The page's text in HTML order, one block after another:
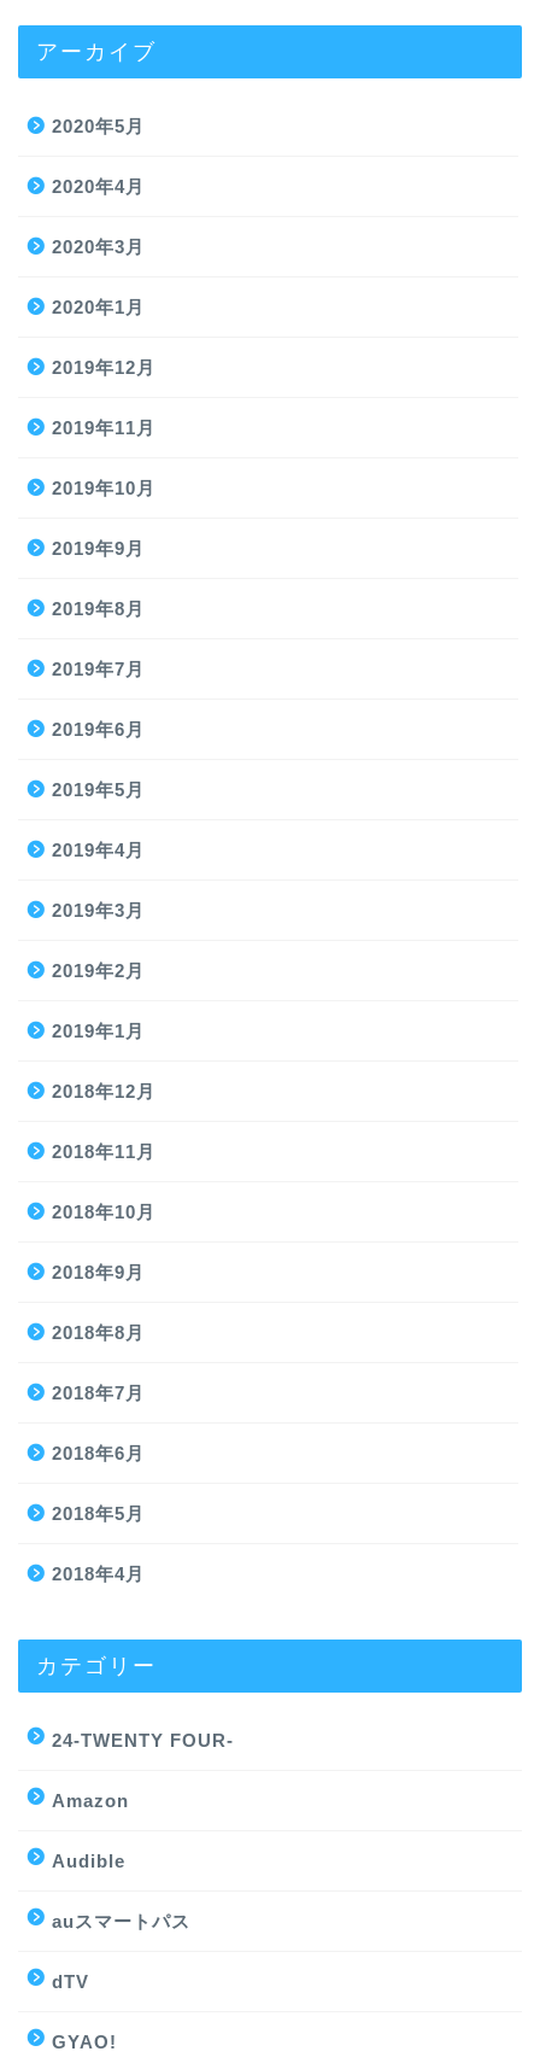
アーカイブ
2020年5月
2020年4月
2020年3月
2020年1月
2019年12月
2019年11月
2019年10月
2019年9月
2019年8月
2019年7月
2019年6月
2019年5月
2019年4月
2019年3月
2019年2月
2019年1月
2018年12月
2018年11月
2018年10月
2018年9月
2018年8月
2018年7月
2018年6月
2018年5月
2018年4月
カテゴリー
24-TWENTY FOUR-
Amazon
Audible
auスマートパス
dTV
GYAO!